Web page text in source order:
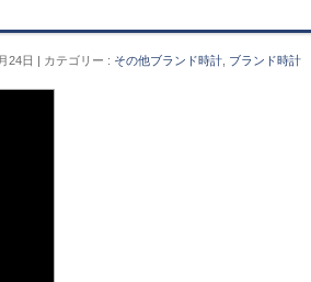
24日 カテゴリー : その他ブランド時計 ブランド時計